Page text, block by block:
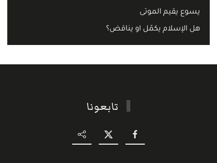
يسوع يقيم الموتى
هل الإسلام يكمّل او يناقض؟
تابعونا